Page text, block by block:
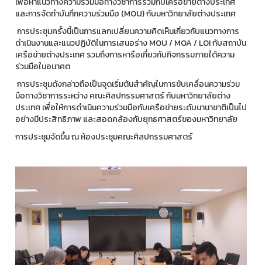
และการจัดทำบันทึกความร่วมมือ (MOU) กับมหาวิทยาลัยต่างประเทศ
การประชุมครั้งนี้เป็นการแลกเปลี่ยนความคิดเห็นเกี่ยวกับแนวทางการ
ดำเนินงานและแนวปฏิบัติในการเสนอร่าง MOU / MOA / LOI กับสถาบัน
เครือข่ายต่างประเทศ รวมถึงการหารือเกี่ยวกับกิจกรรมภายใต้ความ
ร่วมมือในอนาคต
การประชุมดังกล่าวถือเป็นจุดเริ่มต้นสำคัญในการขับเคลื่อนความร่วม
มือทางวิชาการระหว่าง คณะศิลปกรรมศาสตร์ กับมหาวิทยาลัยต่าง
ประเทศ เพื่อให้การดำเนินความร่วมมือกับเครือข่ายระดับนานาชาติเป็นไป
อย่างมีประสิทธิภาพ และสอดคล้องกับยุทธศาสตร์ของมหาวิทยาลัย
การประชุมจัดขึ้น ณ ห้องประชุมคณะศิลปกรรมศาสตร์